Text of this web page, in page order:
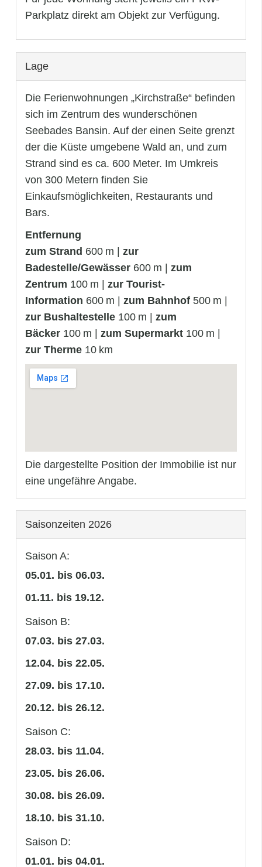
Parkplatz direkt am Objekt zur Verfügung.
Lage
Die Ferienwohnungen „Kirchstraße“ befinden
sich im Zentrum des wunderschönen
Seebades Bansin. Auf der einen Seite grenzt
der die Küste umgebene Wald an, und zum
Strand sind es ca. 600 Meter. Im Umkreis
von 300 Metern finden Sie
Einkaufsmöglichkeiten, Restaurants und
Bars.
Entfernung
zum Strand 600 m | zur
Badestelle/Gewässer 600 m | zum
Zentrum 100 m | zur Tourist-
Information 600 m | zum Bahnhof 500 m |
zur Bushaltestelle 100 m | zum
Bäcker 100 m | zum Supermarkt 100 m |
zur Therme 10 km
Die dargestellte Position der Immobilie ist nur
eine ungefähre Angabe.
Saisonzeiten 2026
Saison A:
05.01. bis 06.03.
01.11. bis 19.12.
Saison B:
07.03. bis 27.03.
12.04. bis 22.05.
27.09. bis 17.10.
20.12. bis 26.12.
Saison C:
28.03. bis 11.04.
23.05. bis 26.06.
30.08. bis 26.09.
18.10. bis 31.10.
Saison D:
01.01. bis 04.01.